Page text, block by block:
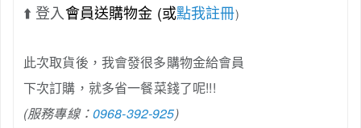
⬆️ 登入會員送購物金 (或點我註冊)
此次取貨後，我會發很多購物金給會員
下次訂購，就多省一餐菜錢了呢!!!
(服務專線：0968-392-925)